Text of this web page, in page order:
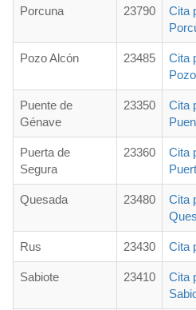
Porcuna 23790
Cita
Pozo Alcón 23485
Cita
Puente de
Génave
23350
Cita
Puerta de
Segura
23360
Cita
Quesada 23480
Cita
Rus 23430 Cita
Sabiote 23410
Cita